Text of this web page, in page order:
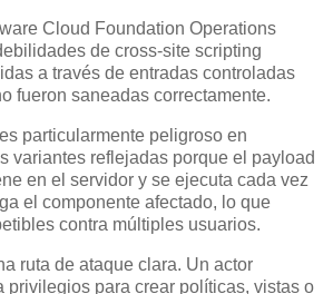
Cloud Foundation Operations
de cross-site scripting
a través de entradas controladas
fueron saneadas correctamente.
particularmente peligroso en
variantes reflejadas porque el payload
en el servidor y se ejecuta cada vez
el componente afectado, lo que
contra múltiples usuarios.
ruta de ataque clara. Un actor
privilegios para crear políticas, vistas o